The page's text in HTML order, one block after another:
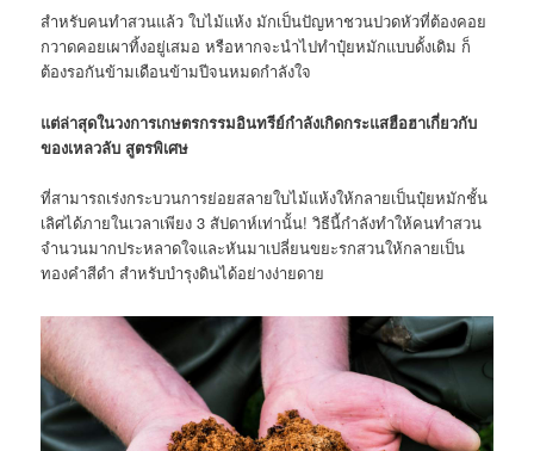
สำหรับคนทำสวนแล้ว ใบไม้แห้ง มักเป็นปัญหาชวนปวดหัวที่ต้องคอย
กวาดคอยเผาทิ้งอยู่เสมอ หรือหากจะนำไปทำปุ๋ยหมักแบบดั้งเดิม ก็
ต้องรอกันข้ามเดือนข้ามปีจนหมดกำลังใจ
แต่ล่าสุดในวงการเกษตรกรรมอินทรีย์กำลังเกิดกระแสฮือฮาเกี่ยวกับ
ของเหลวลับ สูตรพิเศษ
ที่สามารถเร่งกระบวนการย่อยสลายใบไม้แห้งให้กลายเป็นปุ๋ยหมักชั้น
เลิศได้ภายในเวลาเพียง 3 สัปดาห์เท่านั้น! วิธีนี้กำลังทำให้คนทำสวน
จำนวนมากประหลาดใจและหันมาเปลี่ยนขยะรกสวนให้กลายเป็น
ทองคำสีดำ สำหรับบำรุงดินได้อย่างง่ายดาย